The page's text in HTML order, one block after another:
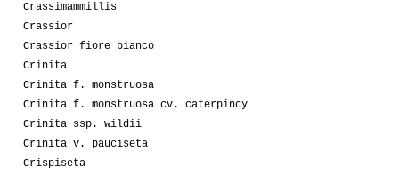
Crassimammillis
Crassior
Crassior fiore bianco
Crinita
Crinita f. monstruosa
Crinita f. monstruosa cv. caterpincy
Crinita ssp. wildii
Crinita v. pauciseta
Crispiseta